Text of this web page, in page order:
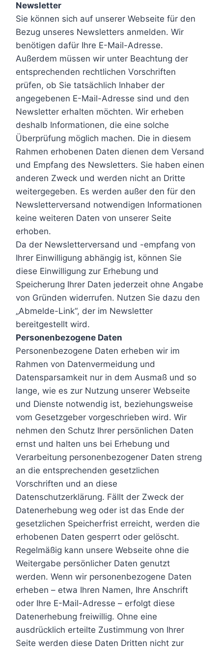
Newsletter
Sie können sich auf unserer Webseite für den
Bezug unseres Newsletters anmelden. Wir
benötigen dafür Ihre E-Mail-Adresse.
Außerdem müssen wir unter Beachtung der
entsprechenden rechtlichen Vorschriften
prüfen, ob Sie tatsächlich Inhaber der
angegebenen E-Mail-Adresse sind und den
Newsletter erhalten möchten. Wir erheben
deshalb Informationen, die eine solche
Überprüfung möglich machen. Die in diesem
Rahmen erhobenen Daten dienen dem Versand
und Empfang des Newsletters. Sie haben einen
anderen Zweck und werden nicht an Dritte
weitergegeben. Es werden außer den für den
Newsletterversand notwendigen Informationen
keine weiteren Daten von unserer Seite
erhoben.
Da der Newsletterversand und -empfang von
Ihrer Einwilligung abhängig ist, können Sie
diese Einwilligung zur Erhebung und
Speicherung Ihrer Daten jederzeit ohne Angabe
von Gründen widerrufen. Nutzen Sie dazu den
„Abmelde-Link“, der im Newsletter
bereitgestellt wird.
Personenbezogene Daten
Personenbezogene Daten erheben wir im
Rahmen von Datenvermeidung und
Datensparsamkeit nur in dem Ausmaß und so
lange, wie es zur Nutzung unserer Webseite
und Dienste notwendig ist, beziehungsweise
vom Gesetzgeber vorgeschrieben wird. Wir
nehmen den Schutz Ihrer persönlichen Daten
ernst und halten uns bei Erhebung und
Verarbeitung personenbezogener Daten streng
an die entsprechenden gesetzlichen
Vorschriften und an diese
Datenschutzerklärung. Fällt der Zweck der
Datenerhebung weg oder ist das Ende der
gesetzlichen Speicherfrist erreicht, werden die
erhobenen Daten gesperrt oder gelöscht.
Regelmäßig kann unsere Webseite ohne die
Weitergabe persönlicher Daten genutzt
werden. Wenn wir personenbezogene Daten
erheben – etwa Ihren Namen, Ihre Anschrift
oder Ihre E-Mail-Adresse – erfolgt diese
Datenerhebung freiwillig. Ohne eine
ausdrücklich erteilte Zustimmung von Ihrer
Seite werden diese Daten Dritten nicht zur